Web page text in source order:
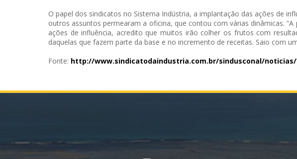
O papel dos sindicatos no Sistema Indústria, a implantação das ações de
outros assuntos permearam a oficina, que contou com várias dinâmicas.
ações de influência, acredito que muitos irão colher os frutos com
daquelas que fazem parte da base e no incremento de receitas. Saio com
Fonte: http://www.sindicatodaindustria.com.br/sindusconal/noticias/